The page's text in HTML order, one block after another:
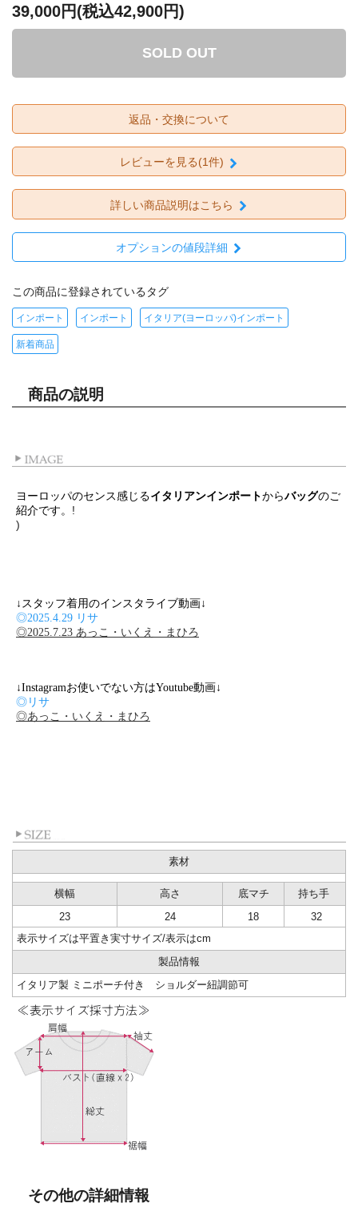
39,000円(税込42,900円)
SOLD OUT
返品・交換について
レビューを見る(1件)
詳しい商品説明はこちら
オプションの値段詳細
この商品に登録されているタグ
インポート インポート イタリア(ヨーロッパ)インポート
新着商品
商品の説明
ヨーロッパのセンス感じるイタリアンインポートからバッグのご
紹介です。 !
)
↓スタッフ着用のインスタライブ動画↓
◎2025.4.29 リサ
◎2025.7.23 あっこ・いくえ・まひろ
↓Instagramお使いでない方はYoutube動画↓
◎リサ
◎あっこ・いくえ・まひろ
素材
横幅 高さ 底マチ
持ち手
23
24 18
32
表示サイズは平置き実寸サイズ/表示はcm
製品情報
イタリア製 ミニポーチ付き ショルダー紐調節可
その他の詳細情報